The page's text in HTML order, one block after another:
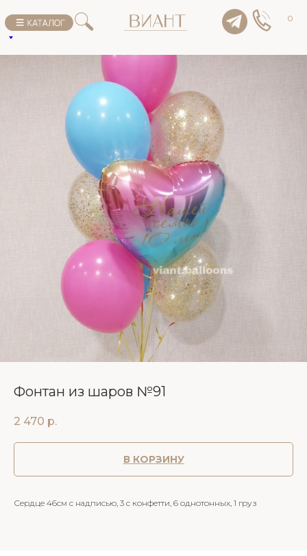
0
Фонтан из шаров №91
2 470 р.
В КОРЗИНУ
Сердце 46см с надписью, 3 с конфетти, 6 однотонных, 1 груз